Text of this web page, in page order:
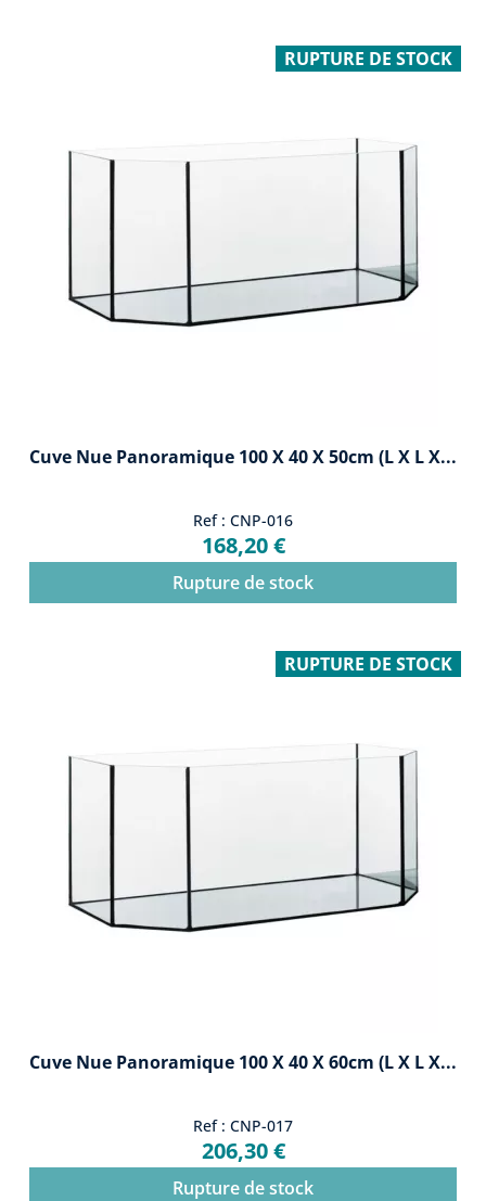
Cuve Nue Panoramique 100 X 40 X 50cm (L X L X...
Ref : CNP-016
168,20 €
Rupture de stock
RUPTURE DE STOCK
Cuve Nue Panoramique 100 X 40 X 60cm (L X L X...
Ref : CNP-017
206,30 €
Rupture de stock
RUPTURE DE STOCK